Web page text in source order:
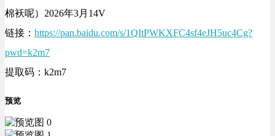
棉袄呢）2026年3月14V
链接： https://pan.baidu.com/s/1QItPWKXFC4sf4eJH5uc4Cg?
pwd=k2m7
提取码：k2m7
预览